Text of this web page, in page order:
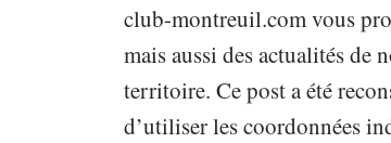
club-montreuil.com vous
mais aussi des actualités
territoire. Ce post a été
d’utiliser les coordonnées